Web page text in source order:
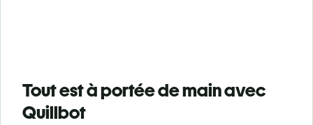
Tout est à portée de main avec
Quillbot